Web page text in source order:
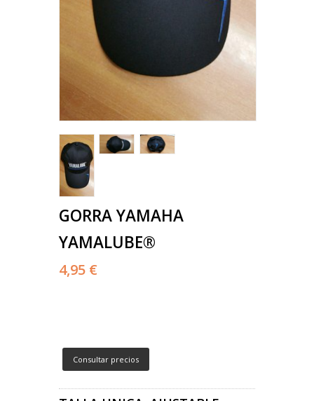
GORRA YAMAHA
YAMALUBE®
4,95 €
Consultar precios